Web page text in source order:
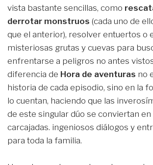
vista bastante sencillas, como
derrotar monstruos (cada uno de
que el anterior), resolver entuertos o
misteriosas grutas y cuevas para
enfrentarse a peligros no antes
diferencia de Hora de aventuras no
historia de cada episodio, sino en la
lo cuentan, haciendo que las
de este singular dúo se conviertan
carcajadas. ingeniosos diálogos y
para toda la familia.